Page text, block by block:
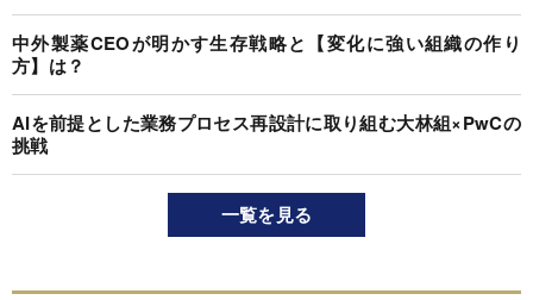
中外製薬CEOが明かす生存戦略と【変化に強い組織の作り
方】は？
AIを前提とした業務プロセス再設計に取り組む大林組×PwCの
挑戦
一覧を見る